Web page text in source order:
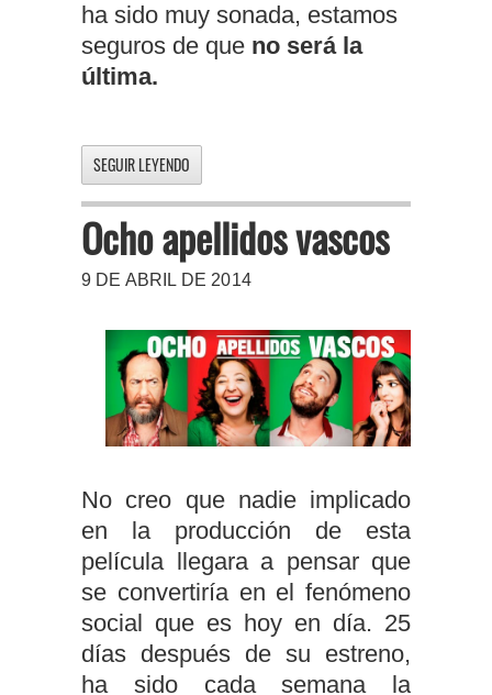
ha sido muy sonada, estamos
seguros de que no será la
última.
SEGUIR LEYENDO
Ocho apellidos vascos
9 DE ABRIL DE 2014
No creo que nadie implicado
en la producción de esta
película llegara a pensar que
se convertiría en el fenómeno
social que es hoy en día. 25
días después de su estreno,
ha sido cada semana la